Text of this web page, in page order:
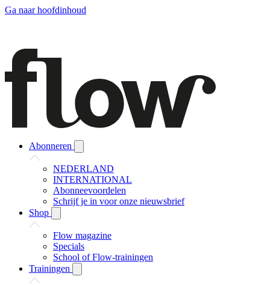
Ga naar hoofdinhoud
Abonneren
NEDERLAND
INTERNATIONAL
Abonneevoordelen
Schrijf je in voor onze nieuwsbrief
Shop
Flow magazine
Specials
School of Flow-trainingen
Trainingen